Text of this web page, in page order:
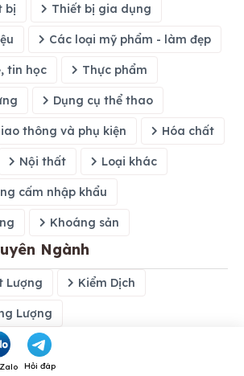
bị Thiết bị gia dụng
Các loại mỹ phẩm - làm đẹp
tin học Thực phẩm
Dụng cụ thể thao
thông và phụ kiện Hóa chất
Nội thất Loại khác
cấm nhập khẩu
Khoáng sản
Ngành
Lượng Kiểm Dịch
Lượng
Thực Phẩm
Ngành
Hỏi đáp